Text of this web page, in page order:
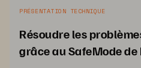
PRÉSENTATION TECHNIQUE
Résoudre les
grâce au SafeMode